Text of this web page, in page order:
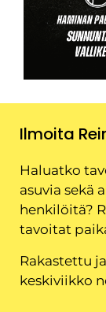
Ilmoita
Haluatko
asuvia sekä
henkilöitä?
tavoitat
Rakastettu
keskiviikko